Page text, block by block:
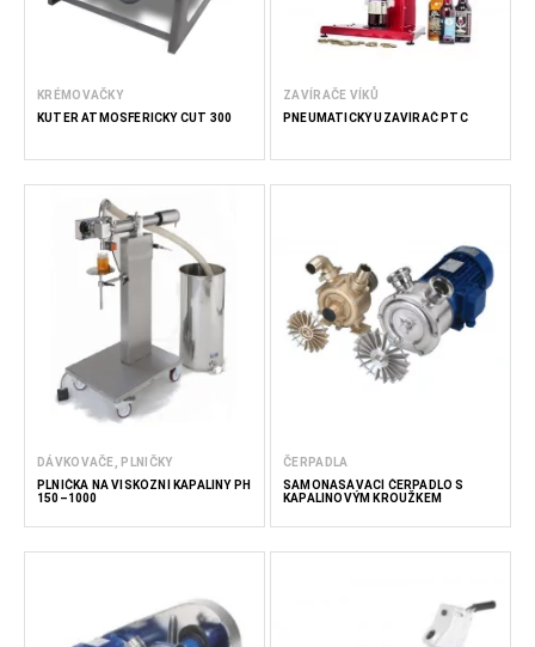
KRÉMOVAČKY
KUTER ATMOSFÉRICKÝ CUT 300
ZAVÍRAČE VÍKŮ
PNEUMATICKÝ UZAVÍRAČ PTC
DÁVKOVAČE, PLNIČKY
PLNIČKA NA VISKÓZNÍ KAPALINY PH
150–1000
ČERPADLA
SAMONASÁVACÍ ČERPADLO S
KAPALINOVÝM KROUŽKEM